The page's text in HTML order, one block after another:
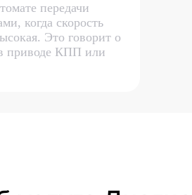
передачи
когда скорость
Это говорит о
приводе КПП или